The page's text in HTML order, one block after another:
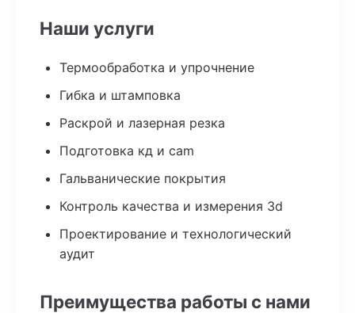
Наши услуги
Термообработка и упрочнение
Гибка и штамповка
Раскрой и лазерная резка
Подготовка кд и cam
Гальванические покрытия
Контроль качества и измерения 3d
Проектирование и технологический
аудит
Преимущества работы с нами